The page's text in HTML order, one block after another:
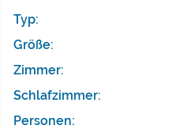
Typ:
Größe:
Zimmer:
Schlafzimmer:
Personen: